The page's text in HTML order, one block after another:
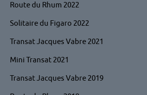
Route du Rhum 2022
Solitaire du Figaro 2022
Transat Jacques Vabre 2021
Mini Transat 2021
Transat Jacques Vabre 2019